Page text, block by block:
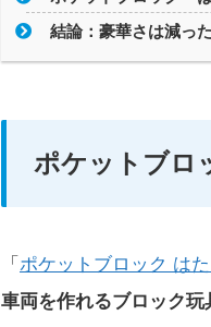
結論：豪華さは減っ
ポケットブロ
「 ポケットブロック は
車両を作れるブロック